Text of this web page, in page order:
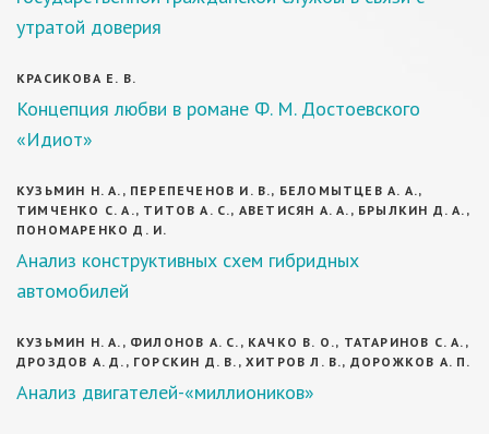
утратой доверия
КРАСИКОВА Е. В.
Концепция любви в романе Ф. М. Достоевского
«Идиот»
КУЗЬМИН Н. А., ПЕРЕПЕЧЕНОВ И. В., БЕЛОМЫТЦЕВ А. А.,
ТИМЧЕНКО С. А., ТИТОВ А. С., АВЕТИСЯН А. А., БРЫЛКИН Д. А.,
ПОНОМАРЕНКО Д. И.
Анализ конструктивных схем гибридных
автомобилей
КУЗЬМИН Н. А., ФИЛОНОВ А. С., КАЧКО В. О., ТАТАРИНОВ С. А.,
ДРОЗДОВ А. Д., ГОРСКИН Д. В., ХИТРОВ Л. В., ДОРОЖКОВ А. П.
Анализ двигателей-«миллиоников»